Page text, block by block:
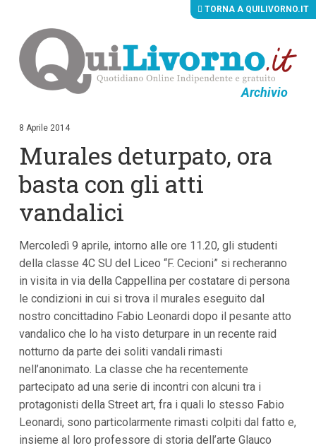
Archivio
i
i
n
t
e
n
t
p
r
i
n
c
p
a
i
V
a
i
a
l
TORNA A QUILIVORNO.IT
8 Aprile 2014
Murales deturpato, ora
basta con gli atti
vandalici
Mercoledì 9 aprile, intorno alle ore 11.20, gli studenti
della classe 4C SU del Liceo “F. Cecioni” si recheranno
in visita in via della Cappellina per costatare di persona
le condizioni in cui si trova il murales eseguito dal
nostro concittadino Fabio Leonardi dopo il pesante atto
vandalico che lo ha visto deturpare in un recente raid
notturno da parte dei soliti vandali rimasti
nell’anonimato. La classe che ha recentemente
partecipato ad una serie di incontri con alcuni tra i
protagonisti della Street art, fra i quali lo stesso Fabio
Leonardi, sono particolarmente rimasti colpiti dal fatto e,
insieme al loro professore di storia dell’arte Glauco